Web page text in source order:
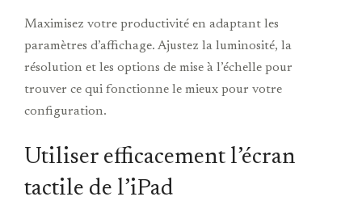
Maximisez votre productivité en adaptant les
paramètres d’affichage. Ajustez la luminosité, la
résolution et les options de mise à l’échelle pour
trouver ce qui fonctionne le mieux pour votre
configuration.
Utiliser efficacement l’écran
tactile de l’iPad